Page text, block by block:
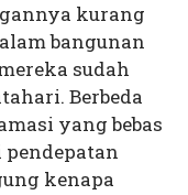
kurang
bangunan
sudah
Berbeda
yang bebas
kenapa